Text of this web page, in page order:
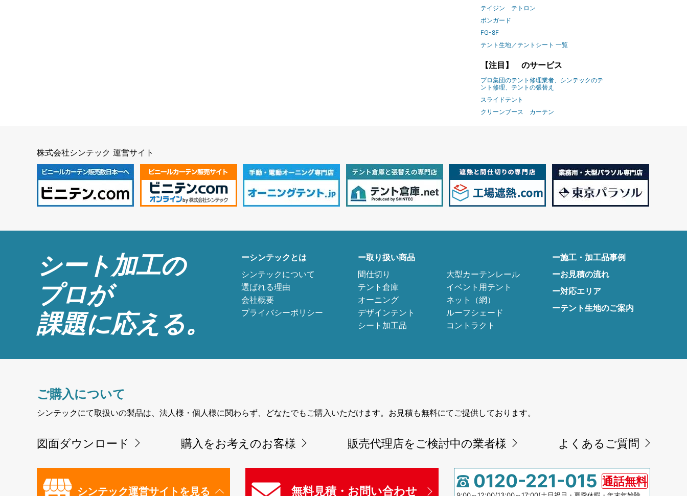
テイジン テトロン
ボンガード
FG-8F
テント生地／テントシート 一覧
【注目】 のサービス
プロ集団のテント修理業者、シンテックのテ
ント修理、テントの張替え
スライドテント
クリーンブース カーテン
株式会社シンテック 運営サイト
シート加工の
プロが
課題に応える。
ーシンテックとは
シンテックについて
選ばれる理由
会社概要
プライバシーポリシー
ー取り扱い商品
間仕切り
テント倉庫
オーニング
デザインテント
シート加工品
大型カーテンレール
イベント用テント
ネット（網）
ルーフシェード
コントラクト
ー施工・加工品事例
ーお見積の流れ
ー対応エリア
ーテント生地のご案内
ご購入について
シンテックにて取扱いの製品は、法人様・個人様に関わらず、どなたでもご購入いただけます。お見積も無料にてご提供しております。
図面ダウンロード 購入をお考えのお客様 販売代理店をご検討中の業者様 よくあるご質問
シンテック運営サイトを見る 無料見積・お問い合わせ 0120-221-015 通話無料